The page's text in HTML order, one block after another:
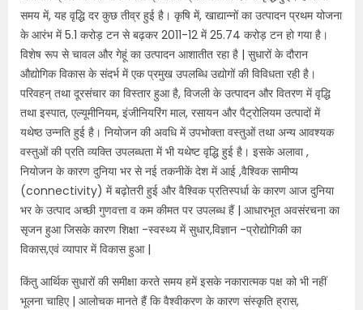
समय में, यह वृद्धि दर कुछ तीव्र हुई है। कृषि में, खाद्यान्नों का उत्पादन प्रथम योजना
के आरंभ में 5.1 करोड़ टन से बढ़कर 2011-12 में 25.74 करोड़ टन हो गया है।
विशेष रूप से चावल और गेहूं का उत्पादन आशातीत रहा है | सुधारों के दौरान
औद्योगिक विकास के संदर्भ में एक प्रमुख उपलब्धि उद्योगों की विविधता रही है।
परिवहन् तथा दूरसंचार का विस्तार हुआ है, विजली के उत्पादन और वितरण में वृद्धि
तथा इस्पात, एल्यूमीनियम, इंजीनियरिंग माल, रसायन और पैट्रोलियम उत्पादों में
यथेष्ठ उन्नति हुई है। नियोजन की अवधि में उपभोक्ता वस्तुओं तथा अन्य आवश्यक
वस्तुओं की प्रति व्यक्ति उपलब्धता में भी यथेष्ट वृद्धि हुई है। इसके अलावा ,
नियोजन के कारण दुनिया भर से नई तकनीकें देश में आई ,वैश्विक सामीप्य
(connectivity) में बढ़ोतरी हुई और वैश्विक प्रतिस्पर्धा के कारण आज दुनिया
भर के उत्पाद अच्छी गुणवत्ता व कम कीमत पर उपलब्ध हैं | आधारभूत अवसंरचना का
सृजन हुआ जिसके कारण शिक्षा -स्वस्थ्य में सुधार,विज्ञान -प्रोद्योगिकी का
विकास,एवं व्यापार में विकास हुआ |
किंतु आर्थिक सुधारों की समीक्षा करते समय हमें इसके नकारात्मक पक्ष को भी नहीं
भूलना चाहिए | आलोचक मानते हैं कि वैश्वीकरण के कारण संस्कृति ह्रास,